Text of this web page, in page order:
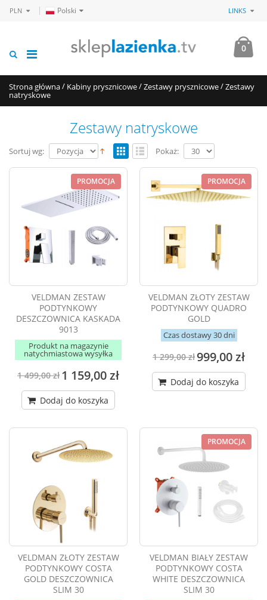
PLN Polski LINKS
0
Strona główna/ Kabiny prysznicowe/Zestawy prysznicowe/Zestawy
natryskowe
Zestawy natryskowe
Sortuj wg: Pokaż:
PROMOCJA
VELDMAN ZESTAW
PODTYNKOWY
DESZCZOWNICA KASKADA
9013
Produkt na magazynie
natychmiastowa wysyłka
1 499,00 zł 1 159,00 zł
Dodaj do koszyka
PROMOCJA
VELDMAN ZŁOTY ZESTAW
PODTYNKOWY QUADRO
GOLD
Czas dostawy 30 dni
1 299,00 zł999,00 zł
Dodaj do koszyka
VELDMAN ZŁOTY ZESTAW
PODTYNKOWY COSTA
GOLD DESZCZOWNICA
SLIM 30
PROMOCJA
VELDMAN BIAŁY ZESTAW
PODTYNKOWY COSTA
WHITE DESZCZOWNICA
SLIM 30